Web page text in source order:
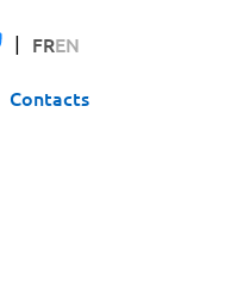
FREN
Contacts